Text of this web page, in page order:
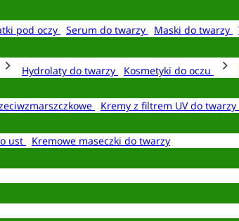
pod oczy Serum do twarzy Maski do twarzy
Hydrolaty do twarzy Kosmetyki do oczu
Kremy z filtrem UV do twarzy
ust
Kremowe maseczki do twarzy